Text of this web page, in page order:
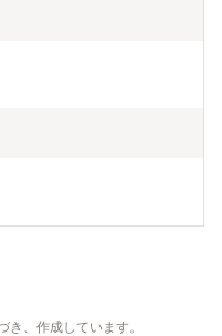
、作成しています。